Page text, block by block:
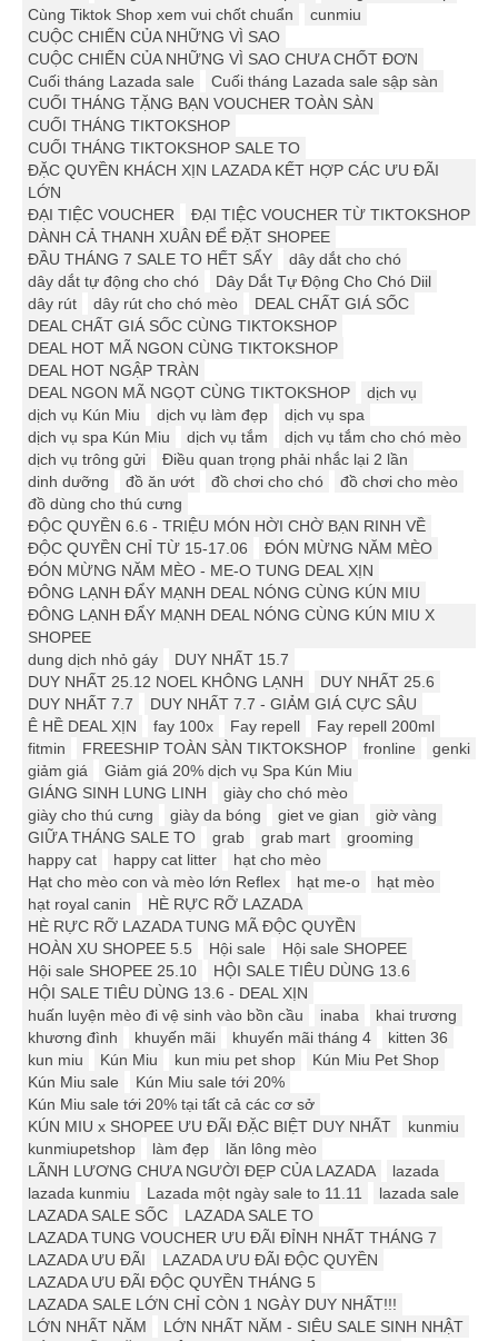
Cùng Tiktok Shop xem vui chốt chuẩn
cunmiu
CUỘC CHIẾN CỦA NHỮNG VÌ SAO
CUỘC CHIẾN CỦA NHỮNG VÌ SAO CHƯA CHỐT ĐƠN
Cuối tháng Lazada sale
Cuối tháng Lazada sale sập sàn
CUỐI THÁNG TẶNG BẠN VOUCHER TOÀN SÀN
CUỐI THÁNG TIKTOKSHOP
CUỐI THÁNG TIKTOKSHOP SALE TO
ĐẶC QUYỀN KHÁCH XỊN LAZADA KẾT HỢP CÁC ƯU ĐÃI
LỚN
ĐẠI TIỆC VOUCHER
ĐẠI TIỆC VOUCHER TỪ TIKTOKSHOP
DÀNH CẢ THANH XUÂN ĐỂ ĐẶT SHOPEE
ĐẦU THÁNG 7 SALE TO HẾT SẨY
dây dắt cho chó
dây dắt tự động cho chó
Dây Dắt Tự Động Cho Chó Diil
dây rút
dây rút cho chó mèo
DEAL CHẤT GIÁ SỐC
DEAL CHẤT GIÁ SỐC CÙNG TIKTOKSHOP
DEAL HOT MÃ NGON CÙNG TIKTOKSHOP
DEAL HOT NGẬP TRÀN
DEAL NGON MÃ NGỌT CÙNG TIKTOKSHOP
dịch vụ
dịch vụ Kún Miu
dịch vụ làm đẹp
dịch vụ spa
dịch vụ spa Kún Miu
dịch vụ tắm
dịch vụ tắm cho chó mèo
dịch vụ trông gửi
Điều quan trọng phải nhắc lại 2 lần
dinh dưỡng
đồ ăn ướt đồ chơi cho chó
đồ chơi cho mèo
đồ dùng cho thú cưng
ĐỘC QUYỀN 6.6 - TRIỆU MÓN HỜI CHỜ BẠN RINH VỀ
ĐỘC QUYỀN CHỈ TỪ 15-17.06
ĐÓN MỪNG NĂM MÈO
ĐÓN MỪNG NĂM MÈO - ME-O TUNG DEAL XỊN
ĐÔNG LẠNH ĐẨY MẠNH DEAL NÓNG CÙNG KÚN MIU
ĐÔNG LẠNH ĐẨY MẠNH DEAL NÓNG CÙNG KÚN MIU X
SHOPEE
dung dịch nhỏ gáy
DUY NHẤT 15.7
DUY NHẤT 25.12 ️️NOEL KHÔNG LẠNH
DUY NHẤT 25.6
DUY NHẤT 7.7
DUY NHẤT 7.7 - GIẢM GIÁ CỰC SÂU
Ê HỀ DEAL XỊN
fay 100x Fay repell
Fay repell 200ml
fitmin
FREESHIP TOÀN SÀN TIKTOKSHOP fronline
genki
giảm giá
Giảm giá 20% dịch vụ Spa Kún Miu
GIÁNG SINH LUNG LINH
giày cho chó mèo
giày cho thú cưng
giày da bóng giet ve gian
giờ vàng
GIỮA THÁNG SALE TO
grab grab mart
grooming
happy cat
happy cat litter
hạt cho mèo
Hạt cho mèo con và mèo lớn Reflex
hạt me-o
hạt mèo
hạt royal canin
HÈ RỰC RỠ LAZADA
HÈ RỰC RỠ LAZADA TUNG MÃ ĐỘC QUYỀN
HOÀN XU SHOPEE 5.5
Hội sale
Hội sale SHOPEE
Hội sale SHOPEE 25.10
HỘI SALE TIÊU DÙNG 13.6
HỘI SALE TIÊU DÙNG 13.6 - DEAL XỊN
huấn luyện mèo đi vệ sinh vào bồn cầu
inaba
khai trương
khương đình
khuyến mãi khuyến mãi tháng 4
kitten 36
kun miu
Kún Miu kun miu pet shop
Kún Miu Pet Shop
Kún Miu sale
Kún Miu sale tới 20%
Kún Miu sale tới 20% tại tất cả các cơ sở
KÚN MIU x SHOPEE ƯU ĐÃI ĐẶC BIỆT DUY NHẤT
kunmiu
kunmiupetshop
làm đẹp
lăn lông mèo
LÃNH LƯƠNG CHƯA NGƯỜI ĐẸP CỦA LAZADA
lazada
lazada kunmiu
Lazada một ngày sale to 11.11
lazada sale
LAZADA SALE SỐC
LAZADA SALE TO
LAZADA TUNG VOUCHER ƯU ĐÃI ĐỈNH NHẤT THÁNG 7
LAZADA ƯU ĐÃI
LAZADA ƯU ĐÃI ĐỘC QUYỀN
LAZADA ƯU ĐÃI ĐỘC QUYỀN THÁNG 5
LAZADA SALE LỚN CHỈ CÒN 1 NGÀY DUY NHẤT!!!
LỚN NHẤT NĂM
LỚN NHẤT NĂM - SIÊU SALE SINH NHẬT